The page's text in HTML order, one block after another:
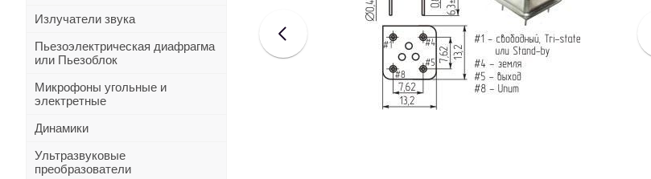
Излучатели звука
Пьезоэлектрическая диафрагма
или Пьезоблок
Микрофоны угольные и
электретные
Динамики
Ультразвуковые
преобразователи